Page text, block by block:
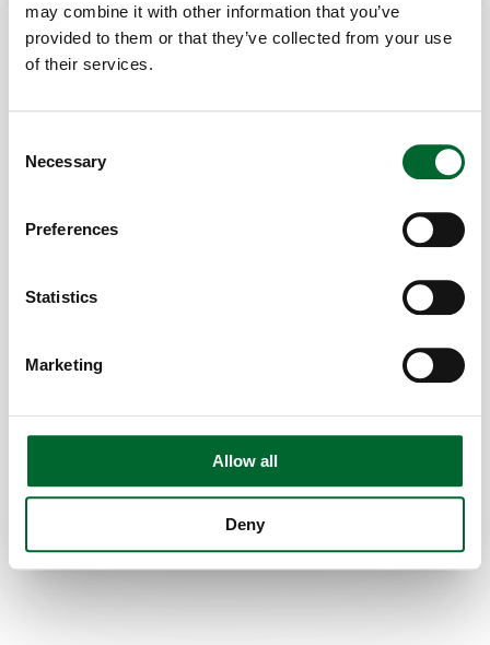
may combine it with other information that you’ve
provided to them or that they’ve collected from your use
of their services.
Selection
Necessary
Preferences
Statistics
Marketing
Allow all
Deny
Pase sin esfuerzo entre las bandejas de
automatizado.
Incubadora
Manipulación automatizada y cuidadosa de
Diseño versátil